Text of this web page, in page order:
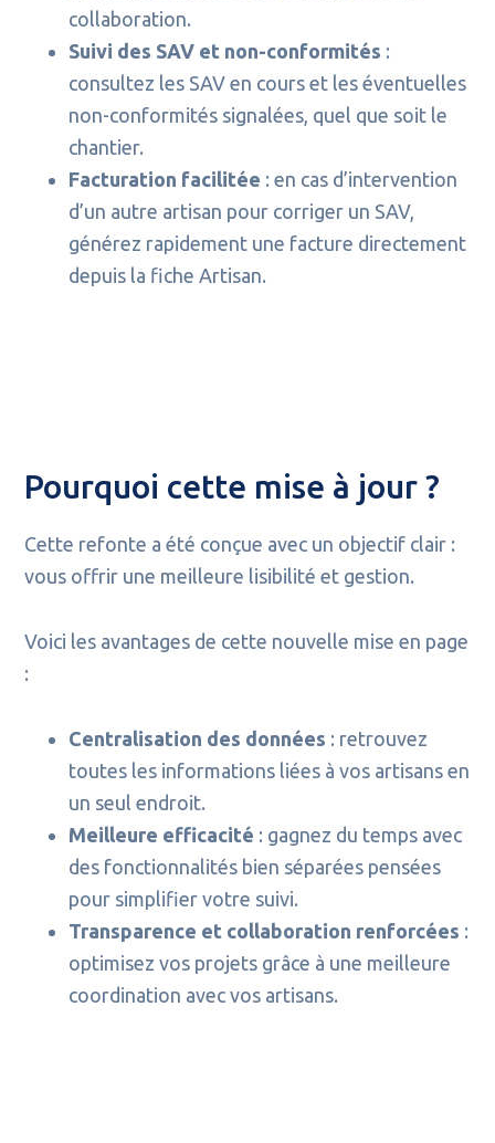
collaboration.
Suivi des SAV et non-conformités :
consultez les SAV en cours et les éventuelles
non-conformités signalées, quel que soit le
chantier.
Facturation facilitée : en cas d’intervention
d’un autre artisan pour corriger un SAV,
générez rapidement une facture directement
depuis la fiche Artisan.
Pourquoi cette mise à jour ?
Cette refonte a été conçue avec un objectif clair :
vous offrir une meilleure lisibilité et gestion.
Voici les avantages de cette nouvelle mise en page
:
Centralisation des données : retrouvez
toutes les informations liées à vos artisans en
un seul endroit.
Meilleure efficacité : gagnez du temps avec
des fonctionnalités bien séparées pensées
pour simplifier votre suivi.
Transparence et collaboration renforcées :
optimisez vos projets grâce à une meilleure
coordination avec vos artisans.